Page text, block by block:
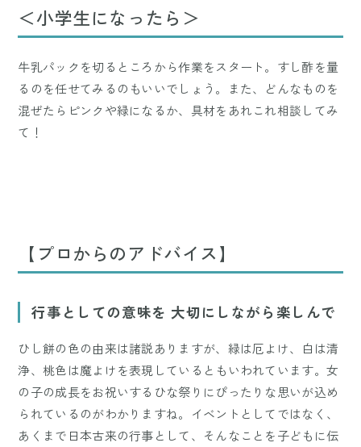
＜小学生になったら＞
牛乳パックを切るところから作業をスタート。すし酢を量
るのを任せてみるのもいいでしょう。また、どんなものを
混ぜたらピンクや緑になるか、具材をあれこれ相談してみ
て！
【プロからのアドバイス】
行事としての意味を 大切にしながら楽しんで
ひし餅の色の由来は諸説ありますが、緑は厄よけ、白は清
浄、桃色は魔よけを表現しているともいわれています。女
の子の成長をお祝いするひな祭りにぴったりな思いが込め
られているのがわかりますね。イベントとしてではなく、
あくまで日本古来の行事として、そんなことを子どもに伝